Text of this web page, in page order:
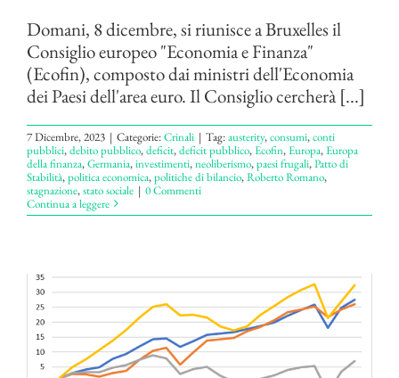
Domani, 8 dicembre, si riunisce a Bruxelles il
Consiglio europeo "Economia e Finanza"
(Ecofin), composto dai ministri dell'Economia
dei Paesi dell'area euro. Il Consiglio cercherà [...]
7 Dicembre, 2023 | Categorie:Crinali | Tag:austerity,consumi,conti
pubblici,debito pubblico,deficit,deficit pubblico,Ecofin,Europa,Europa
della finanza,Germania,investimenti,neoliberismo,paesi frugali,Patto di
Stabilità,politica economica,politiche di bilancio,Roberto Romano,
stagnazione,stato sociale | 0 Commenti
Continua a leggere